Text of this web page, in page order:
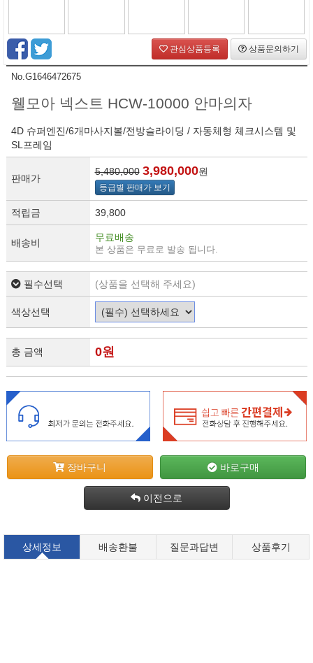
관심상품등록 상품문의하기
No.G1646472675
웰모아 넥스트 HCW-10000 안마의자
4D 슈퍼엔진/6개마사지볼/전방슬라이딩 / 자동체형 체크시스템 및
SL프레임
판매가
5,480,000 3,980,000원
등급별 판매가 보기
적립금 39,800
배송비 무료배송
본 상품은 무료로 발송 됩니다.
필수선택 (상품을 선택해 주세요)
색상선택
총 금액 0원
장바구니 바로구매
이전으로
상세정보 배송환불 질문과답변 상품후기